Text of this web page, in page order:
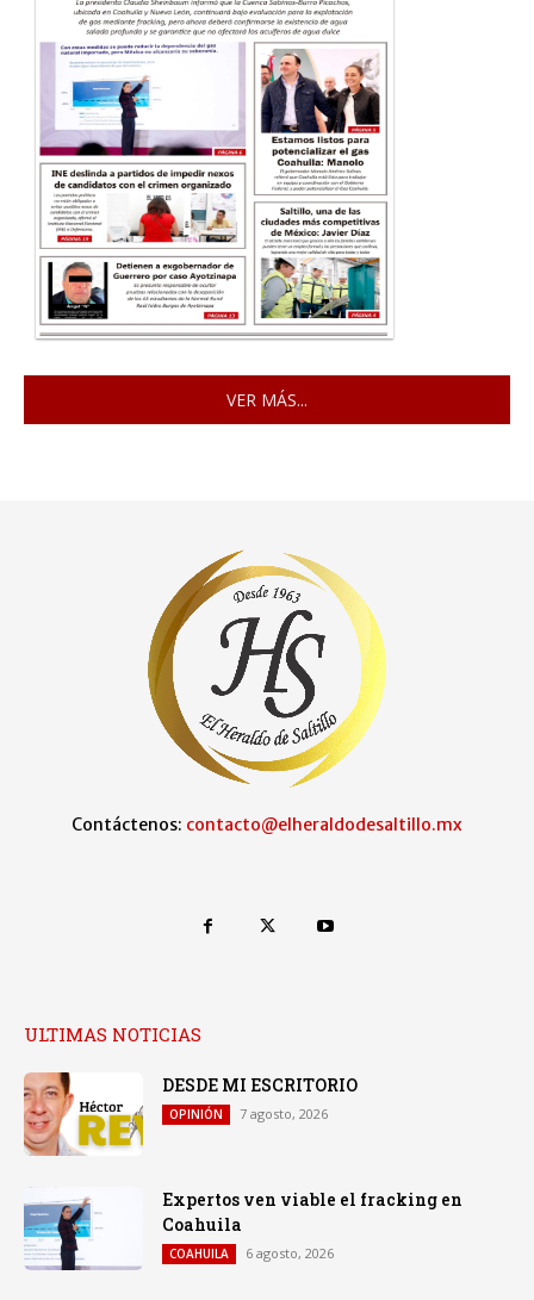
VER MÁS...
Contáctenos: contacto@elheraldodesaltillo.mx
ULTIMAS NOTICIAS
DESDE MI ESCRITORIO
OPINIÓN 7 agosto, 2026
Expertos ven viable el fracking en
Coahuila
COAHUILA 6 agosto, 2026